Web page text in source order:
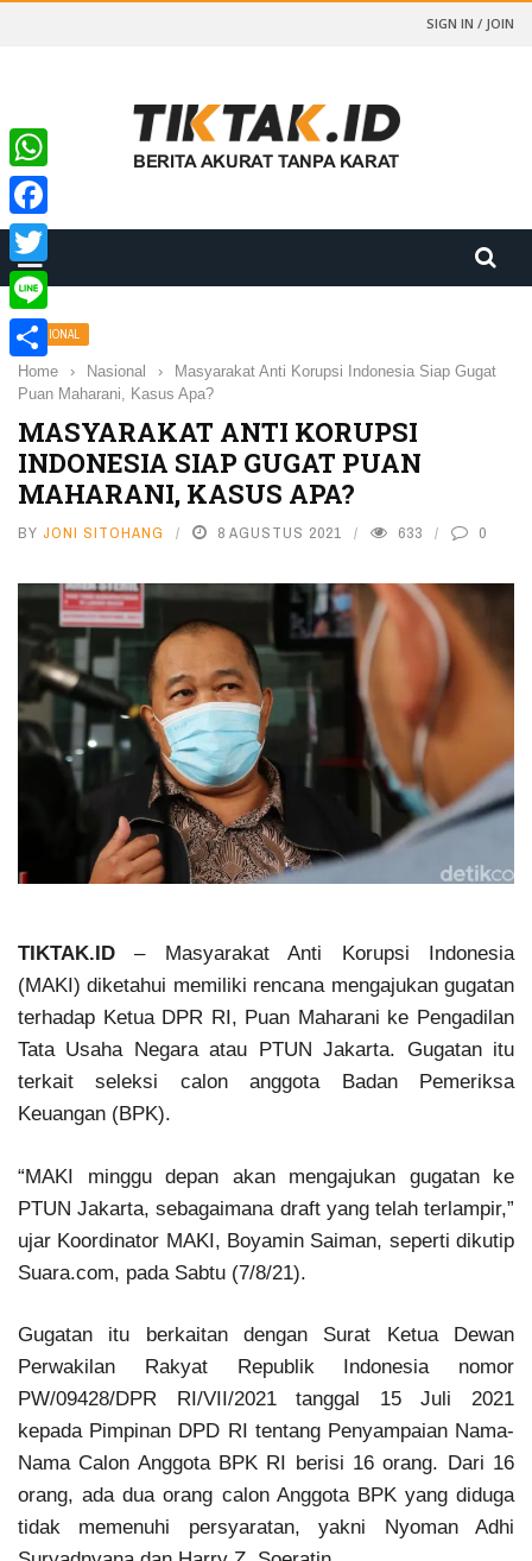
SIGN IN / JOIN
NASIONAL
Home › Nasional ›
Masyarakat Anti Korupsi Indonesia Siap Gugat
Puan Maharani, Kasus Apa?
MASYARAKAT ANTI KORUPSI
INDONESIA SIAP GUGAT PUAN
MAHARANI, KASUS APA?
BY JONI SITOHANG 8 AGUSTUS 2021 633 0
TIKTAK.ID – Masyarakat Anti Korupsi Indonesia
(MAKI) diketahui memiliki rencana mengajukan gugatan
terhadap Ketua DPR RI, Puan Maharani ke Pengadilan
Tata Usaha Negara atau PTUN Jakarta. Gugatan itu
terkait seleksi calon anggota Badan Pemeriksa
Keuangan (BPK).
“MAKI minggu depan akan mengajukan gugatan ke
PTUN Jakarta, sebagaimana draft yang telah terlampir,”
ujar Koordinator MAKI, Boyamin Saiman, seperti dikutip
Suara.com, pada Sabtu (7/8/21).
Gugatan itu berkaitan dengan Surat Ketua Dewan
Perwakilan Rakyat Republik Indonesia nomor
PW/09428/DPR RI/VII/2021 tanggal 15 Juli 2021
kepada Pimpinan DPD RI tentang Penyampaian Nama-
Nama Calon Anggota BPK RI berisi 16 orang. Dari 16
orang, ada dua orang calon Anggota BPK yang diduga
tidak memenuhi persyaratan, yakni Nyoman Adhi
WhatsApp
Facebook
Twitter
Line
Share